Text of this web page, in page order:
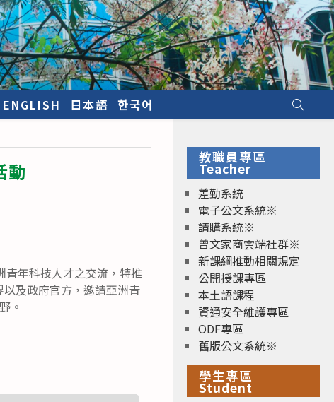
ENGLISH 日本語 한국어
動
年科技人才之交流，特推
及政府官方，邀請亞洲青
。
教職員專區
Teacher
差勤系統
電子公文系統※
請購系統※
曾文家商雲端社群※
新課綱推動相關規定
公開授課專區
本土語課程
資通安全維護專區
ODF專區
舊版公文系統※
學生專區
Student